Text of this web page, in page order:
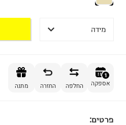
מידה
1
אספקה החלפה החזרה מתנה
פרטים: